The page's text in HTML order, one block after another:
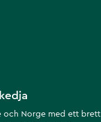
och Norge med ett brett